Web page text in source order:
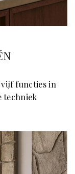
vijf functies in
techniek